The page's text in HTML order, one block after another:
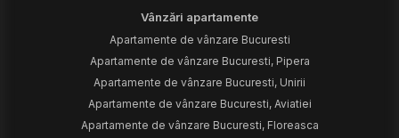
Vânzări apartamente
Apartamente de vânzare Bucuresti
Apartamente de vânzare Bucuresti, Pipera
Apartamente de vânzare Bucuresti, Unirii
Apartamente de vânzare Bucuresti, Aviatiei
Apartamente de vânzare Bucuresti, Floreasca